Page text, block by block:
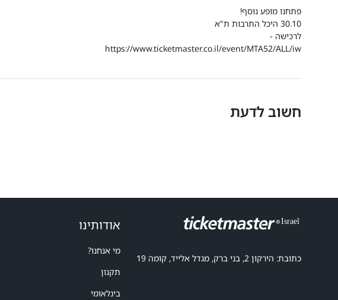
פתחנו מופע נוסף!
30.10 היכל התרבות ת"א
לרכישה -
https://www.ticketmaster.co.il/event/MTA52/ALL/iw
חשוב לדעת
כתובת: הירקון 2, בני ברק, מגדל אלייד, קומה 19
אודותינו
מי אנחנו?
תקנון
בינלאומי